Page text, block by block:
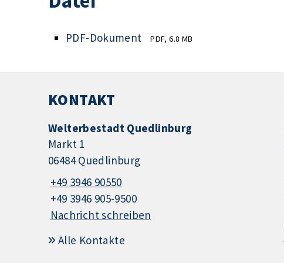
PDF-Dokument PDF, 6.8 MB
KONTAKT
Welterbestadt Quedlinburg
Markt 1
06484 Quedlinburg
+49 3946 90550
+49 3946 905-9500
Nachricht schreiben
Alle Kontakte